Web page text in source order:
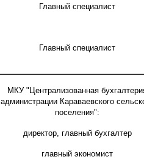
Главный специалист
Главный специалист
МКУ "Централизованная
администрации Караваевского
поселения":
директор, главный бухгалтер
главный экономист